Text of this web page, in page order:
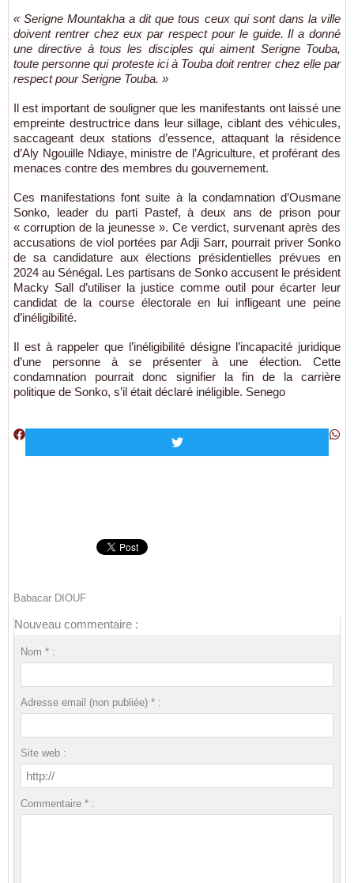
« Serigne Mountakha a dit que tous ceux qui sont dans la ville
doivent rentrer chez eux par respect pour le guide. Il a donné
une directive à tous les disciples qui aiment Serigne Touba,
toute personne qui proteste ici à Touba doit rentrer chez elle par
respect pour Serigne Touba. »
Il est important de souligner que les manifestants ont laissé une
empreinte destructrice dans leur sillage, ciblant des véhicules,
saccageant deux stations d’essence, attaquant la résidence
d’Aly Ngouille Ndiaye, ministre de l’Agriculture, et proférant des
menaces contre des membres du gouvernement.
Ces manifestations font suite à la condamnation d’Ousmane
Sonko, leader du parti Pastef, à deux ans de prison pour
« corruption de la jeunesse ». Ce verdict, survenant après des
accusations de viol portées par Adji Sarr, pourrait priver Sonko
de sa candidature aux élections présidentielles prévues en
2024 au Sénégal. Les partisans de Sonko accusent le président
Macky Sall d’utiliser la justice comme outil pour écarter leur
candidat de la course électorale en lui infligeant une peine
d’inéligibilité.
Il est à rappeler que l’inéligibilité désigne l’incapacité juridique
d’une personne à se présenter à une élection. Cette
condamnation pourrait donc signifier la fin de la carrière
politique de Sonko, s’il était déclaré inéligible. Senego
Babacar DIOUF
Nouveau commentaire :
Nom * :
Adresse email (non publiée) * :
Site web :
Commentaire * :